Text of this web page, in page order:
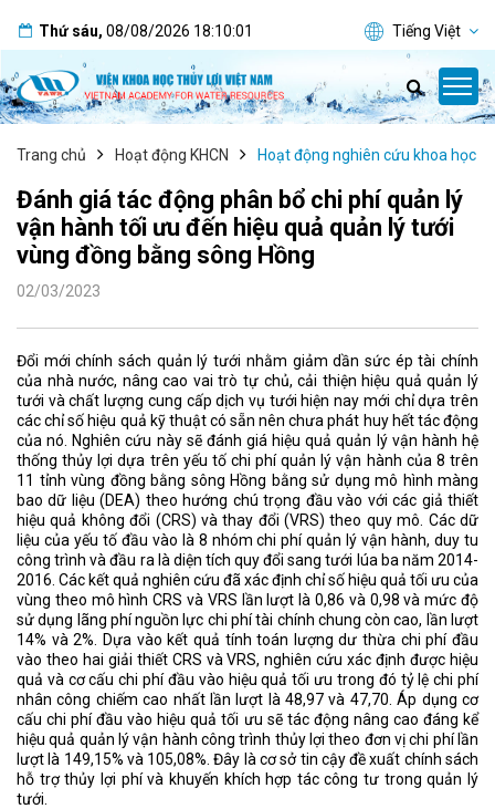
Thứ sáu, 08/08/2026 18:10:02 Tiếng Việt
Trang chủ Hoạt động KHCN Hoạt động nghiên cứu khoa học
Đánh giá tác động phân bổ chi phí quản lý
vận hành tối ưu đến hiệu quả quản lý tưới
vùng đồng bằng sông Hồng
02/03/2023
Đổi mới chính sách quản lý tưới nhằm giảm dần sức ép tài chính
của nhà nước, nâng cao vai trò tự chủ, cải thiện hiệu quả quản lý
tưới và chất lượng cung cấp dịch vụ tưới hiện nay mới chỉ dựa trên
các chỉ số hiệu quả kỹ thuật có sẵn nên chưa phát huy hết tác động
của nó. Nghiên cứu này sẽ đánh giá hiệu quả quản lý vận hành hệ
thống thủy lợi dựa trên yếu tố chi phí quản lý vận hành của 8 trên
11 tỉnh vùng đồng bằng sông Hồng bằng sử dụng mô hình màng
bao dữ liệu (DEA) theo hướng chú trọng đầu vào với các giả thiết
hiệu quả không đổi (CRS) và thay đổi (VRS) theo quy mô. Các dữ
liệu của yếu tố đầu vào là 8 nhóm chi phí quản lý vận hành, duy tu
công trình và đầu ra là diện tích quy đổi sang tưới lúa ba năm 2014-
2016. Các kết quả nghiên cứu đã xác định chỉ số hiệu quả tối ưu của
vùng theo mô hình CRS và VRS lần lượt là 0,86 và 0,98 và mức độ
sử dụng lãng phí nguồn lực chi phí tài chính chung còn cao, lần lượt
14% và 2%. Dựa vào kết quả tính toán lượng dư thừa chi phí đầu
vào theo hai giải thiết CRS và VRS, nghiên cứu xác định được hiệu
quả và cơ cấu chi phí đầu vào hiệu quả tối ưu trong đó tỷ lệ chi phí
nhân công chiếm cao nhất lần lượt là 48,97 và 47,70. Áp dụng cơ
cấu chi phí đầu vào hiệu quả tối ưu sẽ tác động nâng cao đáng kể
hiệu quả quản lý vận hành công trình thủy lợi theo đơn vị chi phí lần
lượt là 149,15% và 105,08%. Đây là cơ sở tin cậy đề xuất chính sách
hỗ trợ thủy lợi phí và khuyến khích hợp tác công tư trong quản lý
tưới.